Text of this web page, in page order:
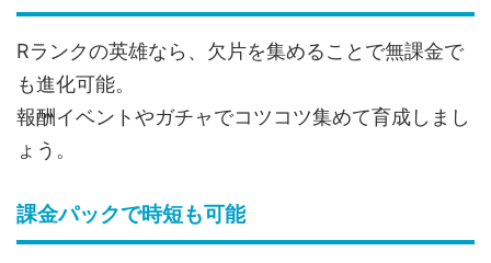
Rランクの英雄なら、欠片を集めることで無課金で
も進化可能。
報酬イベントやガチャでコツコツ集めて育成しまし
ょう。
課金パックで時短も可能